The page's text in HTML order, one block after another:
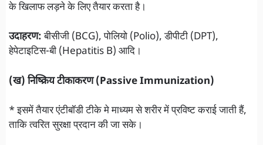
के खिलाफ लड़ने के लिए तैयार करता है।
उदाहरण:बीसीजी (BCG), पोलियो (Polio), डीपीटी (DPT),
हेपेटाइटिस-बी (Hepatitis B) आदि।
(ख) निष्क्रिय टीकाकरण (Passive Immunization)
* इसमें तैयार एंटीबॉडी टीके मे माध्यम से शरीर में प्रविष्ट कराई जाती हैं,
ताकि त्वरित सुरक्षा प्रदान की जा सके।